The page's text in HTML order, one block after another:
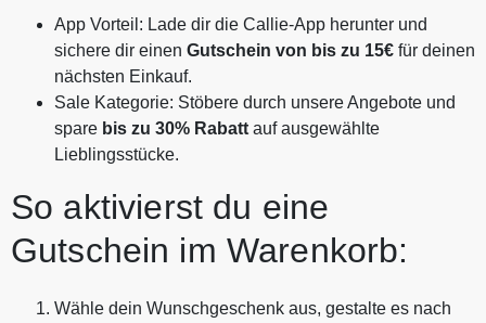
App Vorteil: Lade dir die Callie-App herunter und
sichere dir einen Gutschein von bis zu 15€ für deinen
nächsten Einkauf.
Sale Kategorie: Stöbere durch unsere Angebote und
spare bis zu 30% Rabatt auf ausgewählte
Lieblingsstücke.
So aktivierst du eine
Gutschein im Warenkorb:
Wähle dein Wunschgeschenk aus, gestalte es nach